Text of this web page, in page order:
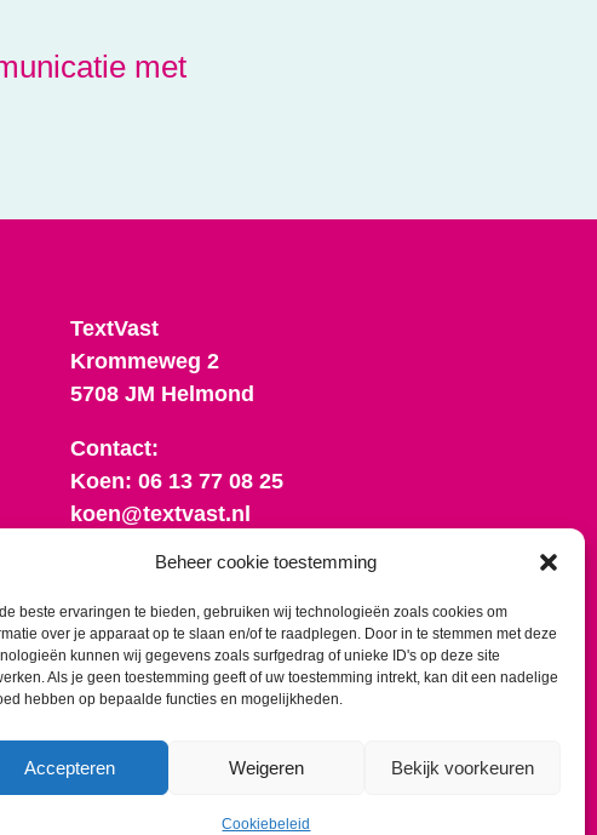
Beheer cookie toestemming
beste ervaringen te bieden, gebruiken wij technologieën zoals cookies om
over je apparaat op te slaan en/of te raadplegen. Door in te stemmen met deze
kunnen wij gegevens zoals surfgedrag of unieke ID's op deze site
Als je geen toestemming geeft of uw toestemming intrekt, kan dit een nadelige
hebben op bepaalde functies en mogelijkheden.
Accepteren Weigeren Bekijk voorkeuren
Cookiebeleid
met
TextVast
Krommeweg 2
5708 JM Helmond
Contact:
Koen: 06 13 77 08 25
koen@textvast.nl
Romy: 06 10 57 13 58
romy@textvast.nl
Onze algemene voorwaarden